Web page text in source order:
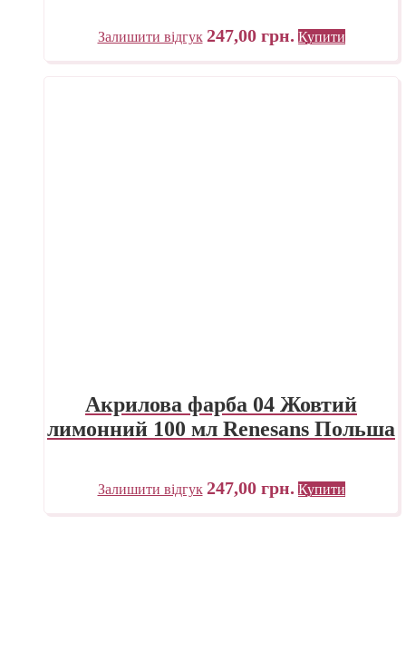
Залишити відгук 247,00 грн. Купити
Акрилова фарба 04 Жовтий
лимонний 100 мл Renesans Польша
Залишити відгук 247,00 грн. Купити